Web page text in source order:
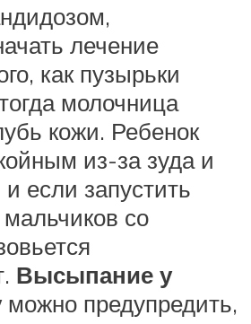
лечение
как пузырьки
молочница
кожи. Ребенок
из-за зуда и
если запустить
со
Высыпание у
можно предупредить,